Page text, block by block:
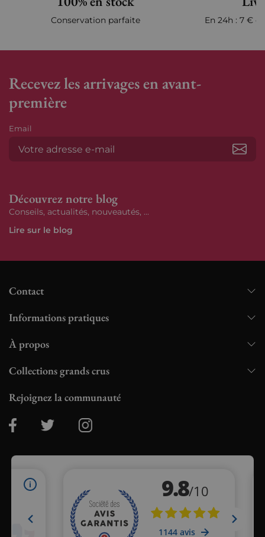
Conservation parfaite En 24h : 7 €
Recevez les arrivages en avant-
première
Email
Découvrez notre blog
Conseils, actualités, nouveautés, ...
Lire sur le blog
Contact
Informations pratiques
À propos
Collections grands crus
Rejoignez la communauté